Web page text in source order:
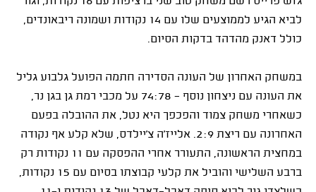
לביא הגיע לממוצעים שלו עם 14 נקודות ושמונה ריבאונדים,
כולל דאנק מהדהד בדקות הסיום.
במשחק האחרון של העונה הסדירה חתמה הפועל גלבוע גליל
את העונה עם ניצחון נוסף - 74:78 על מכבי רמת גן בגן נר,
כשאחרי משחק צמוד והפכפך היא נטל, את ההובלה בפעם
האחרונה עם ריצת 2:9. אלייז'ה צ'יילדס, שלא קלע אף נקודה
במחצית הראשונה, התעורר אחרי ההפסקה עם 11 נקודות רק
ברבע השלישי והוביל את קלעי קבוצתו בסיום עם 15 נקודות,